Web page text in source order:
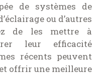
de systèmes de
ou d’autres
de les mettre à
leur efficacité
récents peuvent
offrir une meilleure